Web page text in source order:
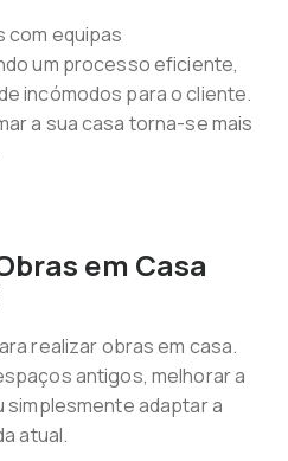
com equipas
um processo eficiente,
incómodos para o cliente.
a sua casa torna-se mais
em Casa
realizar obras em casa.
antigos, melhorar a
adaptar a
atual.